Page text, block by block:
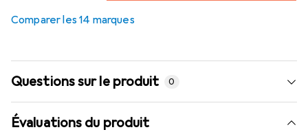
Comparer les 14 marques
Questions sur le produit 0
Évaluations du produit